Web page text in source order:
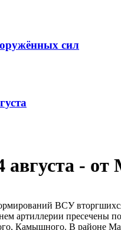
сил
августа -
ВСУ
артиллерии
Камышного. В районе